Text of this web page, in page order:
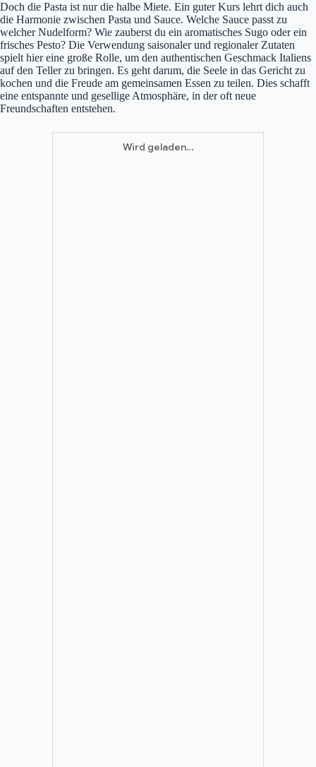
Doch die Pasta ist nur die halbe Miete. Ein guter Kurs lehrt dich auch
die Harmonie zwischen Pasta und Sauce. Welche Sauce passt zu
welcher Nudelform? Wie zauberst du ein aromatisches Sugo oder ein
frisches Pesto? Die Verwendung saisonaler und regionaler Zutaten
spielt hier eine große Rolle, um den authentischen Geschmack Italiens
auf den Teller zu bringen. Es geht darum, die Seele in das Gericht zu
kochen und die Freude am gemeinsamen Essen zu teilen. Dies schafft
eine entspannte und gesellige Atmosphäre, in der oft neue
Freundschaften entstehen.